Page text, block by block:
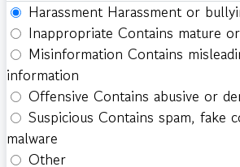
Harassment Harassment or
Inappropriate Contains mature
Misinformation Contains
information
Offensive Contains abusive or
Suspicious Contains spam, fake
malware
Other